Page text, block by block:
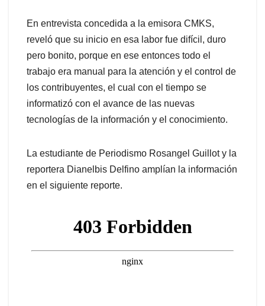
En entrevista concedida a la emisora CMKS,
reveló que su inicio en esa labor fue difícil, duro
pero bonito, porque en ese entonces todo el
trabajo era manual para la atención y el control de
los contribuyentes, el cual con el tiempo se
informatizó con el avance de las nuevas
tecnologías de la información y el conocimiento.
La estudiante de Periodismo Rosangel Guillot y la
reportera Dianelbis Delfino amplían la información
en el siguiente reporte.